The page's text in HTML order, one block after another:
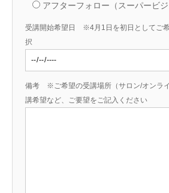
アフターフォロー（スーパービジ
受講開始希望日 ※4月1日を初日としてご
択
備考 ※ご希望の受講場所（サロン/オンラ
講希望など、ご要望をご記入ください